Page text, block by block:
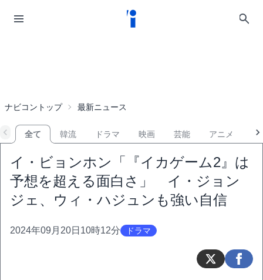
ナビコントップ 最新ニュース
全て 韓流 ドラマ 映画 芸能 アニメ
イ・ビョンホン「『イカゲーム2』は
予想を超える面白さ」 イ・ジョン
ジェ、ウィ・ハジュンも強い自信
2024年09月20日10時12分 ドラマ